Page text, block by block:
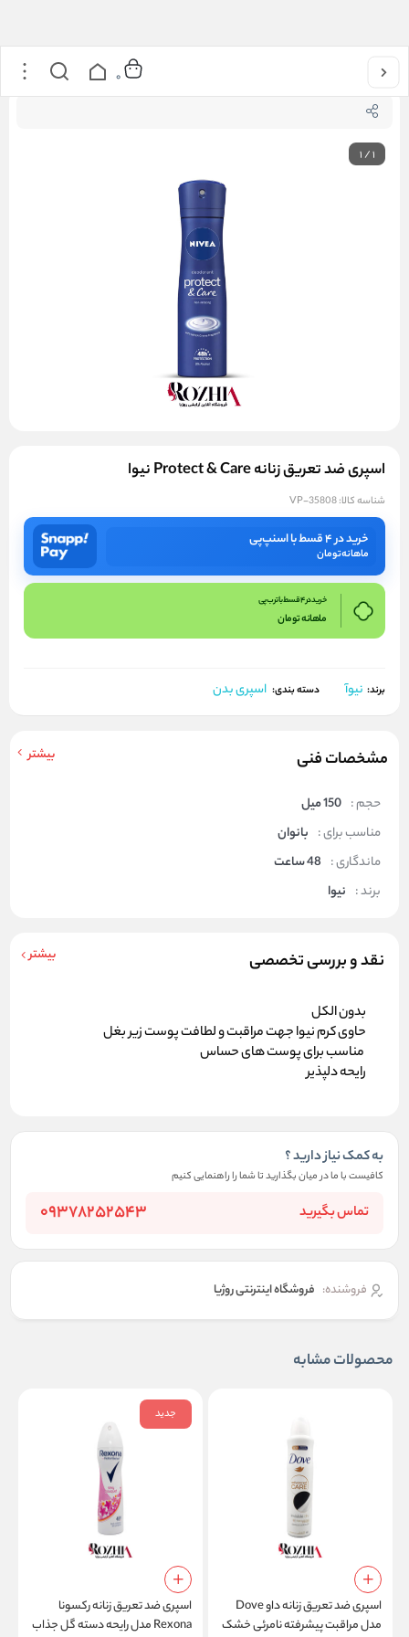
خانه اسپری ضد تعریق زنانه Protect & Care نیوا 0
1/1
اسپری ضد تعریق زنانه Protect & Care نیوا
شناسه کالا:VP-35808
خرید در ۴ قسط با اسنپ‌پی
ماهانهتومان
خرید در 4 قسط با ترب پی
ماهانهتومان
برند: نیوآ دسته بندی: اسپری بدن
مشخصات فنی بیشتر
حجم : 150 میل
مناسب برای : بانوان
ماندگاری : 48 ساعت
برند : نیوا
نقد و بررسی تخصصی بیشتر
بدون الکل
حاوی کرم نیوا جهت مراقبت و لطافت پوست زیر بغل
مناسب برای پوست های حساس
رایحه دلپذیر
به کمک نیاز دارید ؟
کافیست با ما در میان بگذارید تا شما را راهنمایی کنیم
تماس بگیرید 09378252543
فروشنده: فروشگاه اینترنتی روژیا
محصولات مشابه
اسپری ضد تعریق زنانه داو Dove
مدل مراقبت پیشرفته نامرئی خشک
جدید
اسپری ضد تعریق زنانه رکسونا
Rexona مدل رایحه دسته گل جذاب